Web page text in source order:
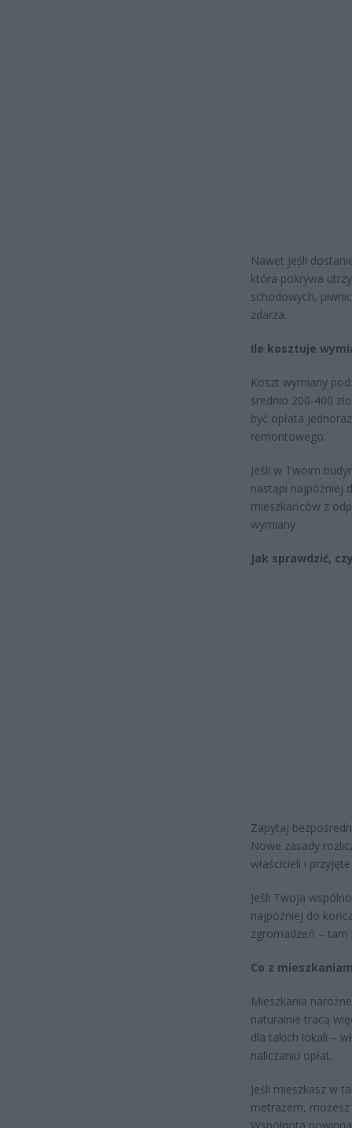
Nawet jeśli
która pokrywa
schodowych,
zdarza.
Ile kosztuje
Koszt wymiany
średnio 200-400
być opłata
remontowego.
Jeśli w Twoim
nastąpi najpóźniej
mieszkańców z
wymiany.
Jak sprawdzić,
Zapytaj
Nowe zasady
właścicieli i
Jeśli Twoja
najpóźniej do
zgromadzeń –
Co z
Mieszkania
naturalnie tracą
dla takich lokali –
naliczaniu opłat.
Jeśli mieszkasz w
metrażem,